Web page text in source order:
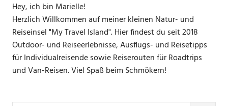
Hey, ich bin Marielle!
Herzlich Willkommen auf meiner kleinen Natur- und
Reiseinsel "My Travel Island". Hier findest du seit 2018
Outdoor- und Reiseerlebnisse, Ausflugs- und Reisetipps
für Individualreisende sowie Reiserouten für Roadtrips
und Van-Reisen. Viel Spaß beim Schmökern!